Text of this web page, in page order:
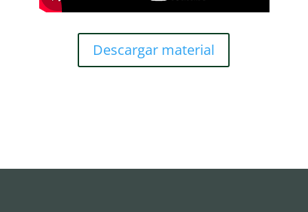
Descargar material